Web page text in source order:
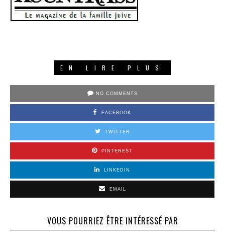
EN LIRE PLUS
NO COMMENTS
FACEBOOK
TWITTER
PINTEREST
LINKEDIN
EMAIL
VOUS POURRIEZ ÊTRE INTÉRESSÉ PAR